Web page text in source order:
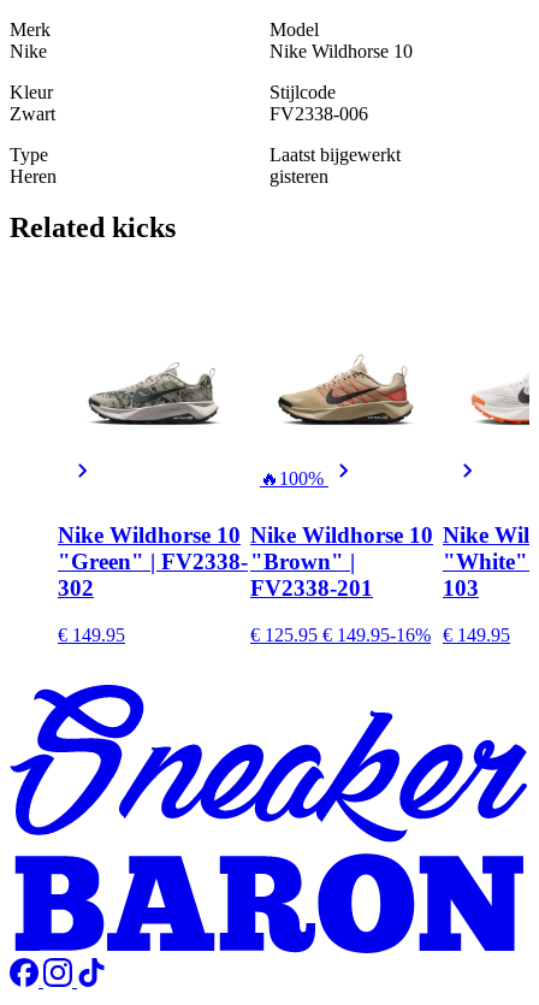
Merk
Nike
Model
Nike Wildhorse 10
Kleur
Zwart
Stijlcode
FV2338-006
Type
Heren
Laatst bijgewerkt
gisteren
Related kicks
Nike Wildhorse 10
"Green" | FV2338-
302
€ 149.95
🔥 100%
Nike Wildhorse 10
"Brown" |
FV2338-201
€ 125.95 € 149.95-16%
Nike
"White"
103
€ 149.95